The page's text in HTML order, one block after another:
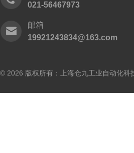
021-56467973
邮箱
19921243834@163.com
© 2026 版权所有：上海仓九工业自动化科